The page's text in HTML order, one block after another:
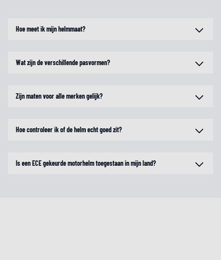
Hoe meet ik mijn helmmaat?
Wat zijn de verschillende pasvormen?
Zijn maten voor alle merken gelijk?
Hoe controleer ik of de helm echt goed zit?
Is een ECE gekeurde motorhelm toegestaan in mijn land?